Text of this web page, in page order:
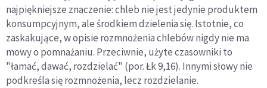
najpiękniejsze znaczenie: chleb nie jest jedynie produktem
konsumpcyjnym, ale środkiem dzielenia się. Istotnie, co
zaskakujące, w opisie rozmnożenia chlebów nigdy nie ma
mowy o pomnażaniu. Przeciwnie, użyte czasowniki to
"łamać, dawać, rozdzielać" (por. Łk 9,16). Innymi słowy nie
podkreśla się rozmnożenia, lecz rozdzielanie.